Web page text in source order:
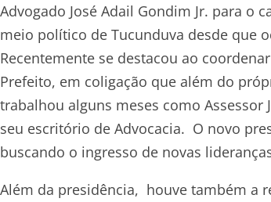
Advogado José Adail Gondim Jr. para o
meio político de Tucunduva desde que
Recentemente se destacou ao
Prefeito, em coligação que além do
trabalhou alguns meses como
seu escritório de Advocacia. O novo
buscando o ingresso de novas
Além da presidência, houve também a